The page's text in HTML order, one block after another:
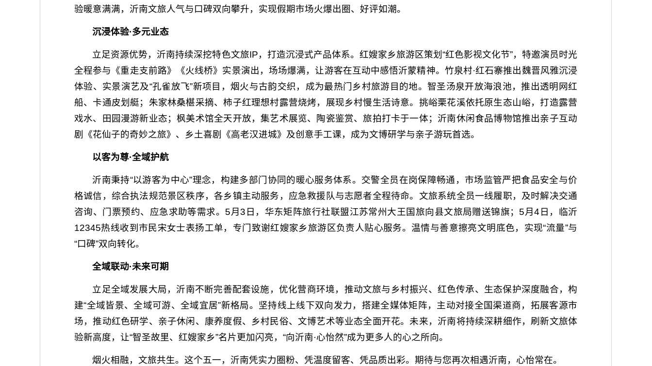
验暖意满满，沂南文旅人气与口碑双向攀升，实现假期市场火爆出圈、好评如潮。
沉浸体验·多元业态
立足资源优势，沂南持续深挖特色文旅IP，打造沉浸式产品体系。红嫂家乡旅游区策划“红色影视文化节”，特邀演员时光
全程参与《重走支前路》《火线桥》实景演出，场场爆满，让游客在互动中感悟沂蒙精神。竹泉村·红石寨推出魏晋风雅沉浸
体验、实景演艺及“孔雀放飞”新项目，烟火与古韵交织，成为最热门乡村旅游目的地。智圣汤泉开放海浪池，推出透明网红
船、卡通皮划艇；朱家林桑椹采摘、柿子红理想村露营烧烤，展现乡村慢生活诗意。挑峪栗花溪依托原生态山峪，打造露营
戏水、田园漫游新业态；枫美术馆全天开放，集艺术展览、陶瓷鉴赏、旅拍打卡于一体；沂南休闲食品博物馆推出亲子互动
剧《花仙子的奇妙之旅》、乡土喜剧《高老汉进城》及创意手工课，成为文博研学与亲子游玩首选。
以客为尊·全域护航
沂南秉持“以游客为中心”理念，构建多部门协同的暖心服务体系。交警全员在岗保障畅通，市场监管严把食品安全与价
格诚信，综合执法规范景区秩序，各乡镇主动服务，应急救援队与志愿者全程待命。文旅系统全员一线履职，及时解决交通
咨询、门票预约、应急求助等需求。5月3日，华东矩阵旅行社联盟江苏常州大王国旅向县文旅局赠送锦旗；5月4日，临沂
12345热线收到市民宋女士表扬工单，专门致谢红嫂家乡旅游区负责人贴心服务。温情与善意擦亮文明底色，实现“流量”与
“口碑”双向转化。
全域联动·未来可期
立足全域发展大局，沂南不断完善配套设施，优化营商环境，推动文旅与乡村振兴、红色传承、生态保护深度融合，构
建“全域皆景、全域可游、全域宜居”新格局。坚持线上线下双向发力，搭建全媒体矩阵，主动对接全国渠道商，拓展客源市
场，推动红色研学、亲子休闲、康养度假、乡村民俗、文博艺术等业态全面开花。未来，沂南将持续深耕细作，刷新文旅体
验新高度，让“智圣故里、红嫂家乡”名片更加闪亮，“向沂南·心怡然”成为更多人的心之所向。
烟火相融，文旅共生。这个五一，沂南凭实力圈粉、凭温度留客、凭品质出彩。期待与您再次相遇沂南，心怡常在。